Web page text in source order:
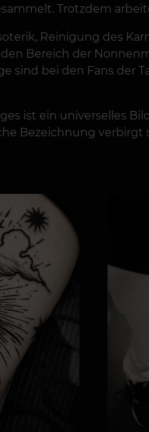
Trotzdem
Reinigung des
Bereich der
sind bei den Fans
ist ein universelles
Bezeichnung